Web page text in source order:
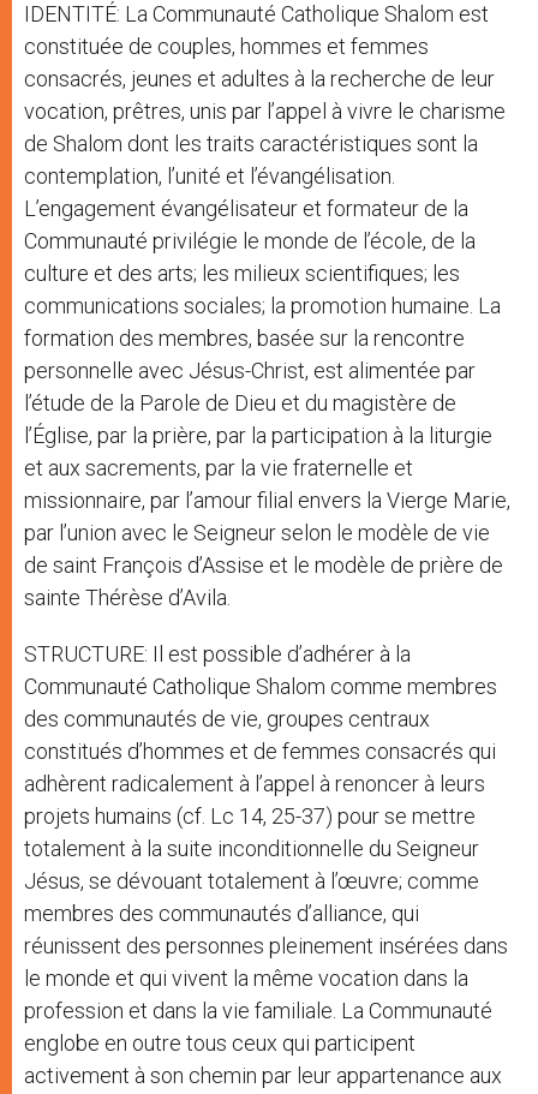
IDENTITÉ: La Communauté Catholique Shalom est
constituée de couples, hommes et femmes
consacrés, jeunes et adultes à la recherche de leur
vocation, prêtres, unis par l’appel à vivre le charisme
de Shalom dont les traits caractéristiques sont la
contemplation, l’unité et l’évangélisation.
L’engagement évangélisateur et formateur de la
Communauté privilégie le monde de l’école, de la
culture et des arts; les milieux scientifiques; les
communications sociales; la promotion humaine. La
formation des membres, basée sur la rencontre
personnelle avec Jésus-Christ, est alimentée par
l’étude de la Parole de Dieu et du magistère de
l’Église, par la prière, par la participation à la liturgie
et aux sacrements, par la vie fraternelle et
missionnaire, par l’amour filial envers la Vierge Marie,
par l’union avec le Seigneur selon le modèle de vie
de saint François d’Assise et le modèle de prière de
sainte Thérèse d’Avila.
STRUCTURE: Il est possible d’adhérer à la
Communauté Catholique Shalom comme membres
des communautés de vie, groupes centraux
constitués d’hommes et de femmes consacrés qui
adhèrent radicalement à l’appel à renoncer à leurs
projets humains (cf. Lc 14, 25-37) pour se mettre
totalement à la suite inconditionnelle du Seigneur
Jésus, se dévouant totalement à l’œuvre; comme
membres des communautés d’alliance, qui
réunissent des personnes pleinement insérées dans
le monde et qui vivent la même vocation dans la
profession et dans la vie familiale. La Communauté
englobe en outre tous ceux qui participent
activement à son chemin par leur appartenance aux